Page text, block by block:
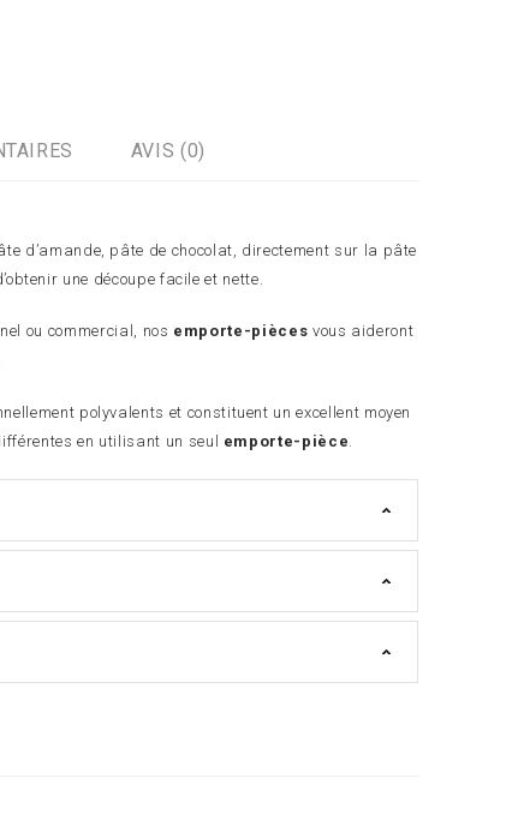
AVIS (0)
d’amande, pâte de chocolat, directement sur la pâte
une découpe facile et nette.
ou commercial, nos emporte-pièces vous aideront
polyvalents et constituent un excellent moyen
en utilisant un seul emporte-pièce